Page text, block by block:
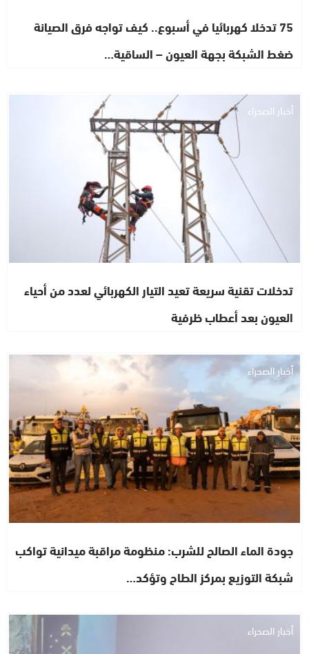
75 تدخلا كهربائيا في أسبوع.. كيف تواجه فرق الصيانة
ضغط الشبكة بجهة العيون – الساقية…
أخبار الصحراء
تدخلات تقنية سريعة تعيد التيار الكهربائي لعدد من أحياء
العيون بعد أعطاب ظرفية
أخبار الصحراء
جودة الماء الصالح للشرب: منظومة مراقبة ميدانية تواكب
شبكة التوزيع بمركز الطاح وتؤكد…
أخبار الصحراء